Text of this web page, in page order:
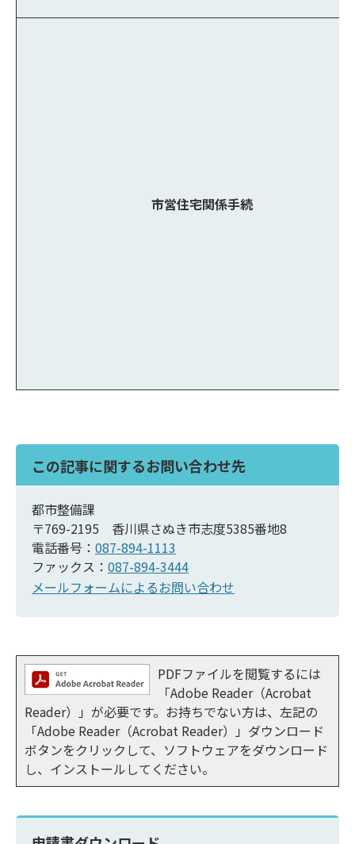
市営住宅関係手続
この記事に関するお問い合わせ先
都市整備課
〒769-2195 香川県さぬき市志度5385番地8
電話番号： 087-894-1113
ファックス： 087-894-3444
メールフォームによるお問い合わせ
PDFファイルを閲覧するには
「Adobe Reader（Acrobat
Reader）」が必要です。お持ちでない方は、左記の
「Adobe Reader（Acrobat Reader）」ダウンロード
ボタンをクリックして、ソフトウェアをダウンロード
し、インストールしてください。